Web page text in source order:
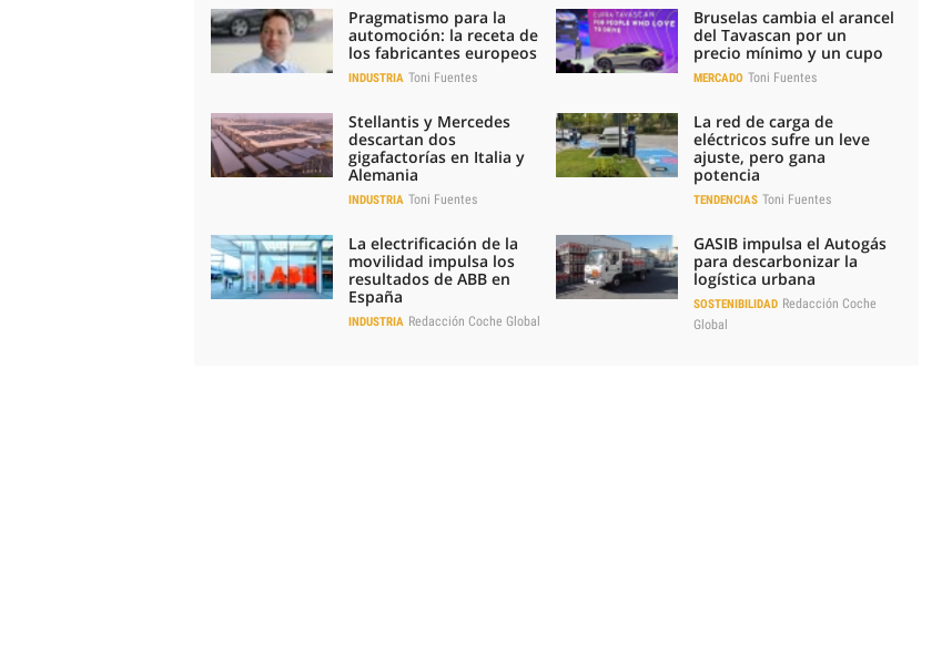
Pragmatismo para la
automoción: la receta de
los fabricantes europeos
INDUSTRIA Toni Fuentes
Bruselas cambia el arancel
del Tavascan por un
precio mínimo y un cupo
MERCADO Toni Fuentes
Stellantis y Mercedes
descartan dos
gigafactorías en Italia y
Alemania
INDUSTRIA Toni Fuentes
La red de carga de
eléctricos sufre un leve
ajuste, pero gana
potencia
TENDENCIAS Toni Fuentes
La electrificación de la
movilidad impulsa los
resultados de ABB en
España
INDUSTRIA Redacción Coche Global
GASIB impulsa el Autogás
para descarbonizar la
logística urbana
SOSTENIBILIDAD Redacción Coche
Global